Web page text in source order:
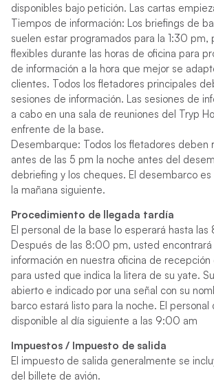
disponibles bajo petición. Las cartas
Tiempos de información: Los briefings de
suelen estar programados para la 1:30 pm,
flexibles durante las horas de oficina para
de información a la hora que mejor se
clientes. Todos los fletadores principales
sesiones de información. Las sesiones de
a cabo en una sala de reuniones del Tryp
enfrente de la base.
Desembarque: Todos los fletadores deben
antes de las 5 pm la noche antes del
debriefing y los cheques. El desembarco
la mañana siguiente.
Procedimiento de llegada tardía
El personal de la base lo esperará hasta
Después de las 8:00 pm, usted encontrará
información en nuestra oficina de recepción
para usted que indica la litera de su yate.
abierto e indicado por una señal con su
barco estará listo para la noche. El
disponible al día siguiente a las 9:00 am
Impuestos / Impuesto de salida
El impuesto de salida generalmente se
del billete de avión.